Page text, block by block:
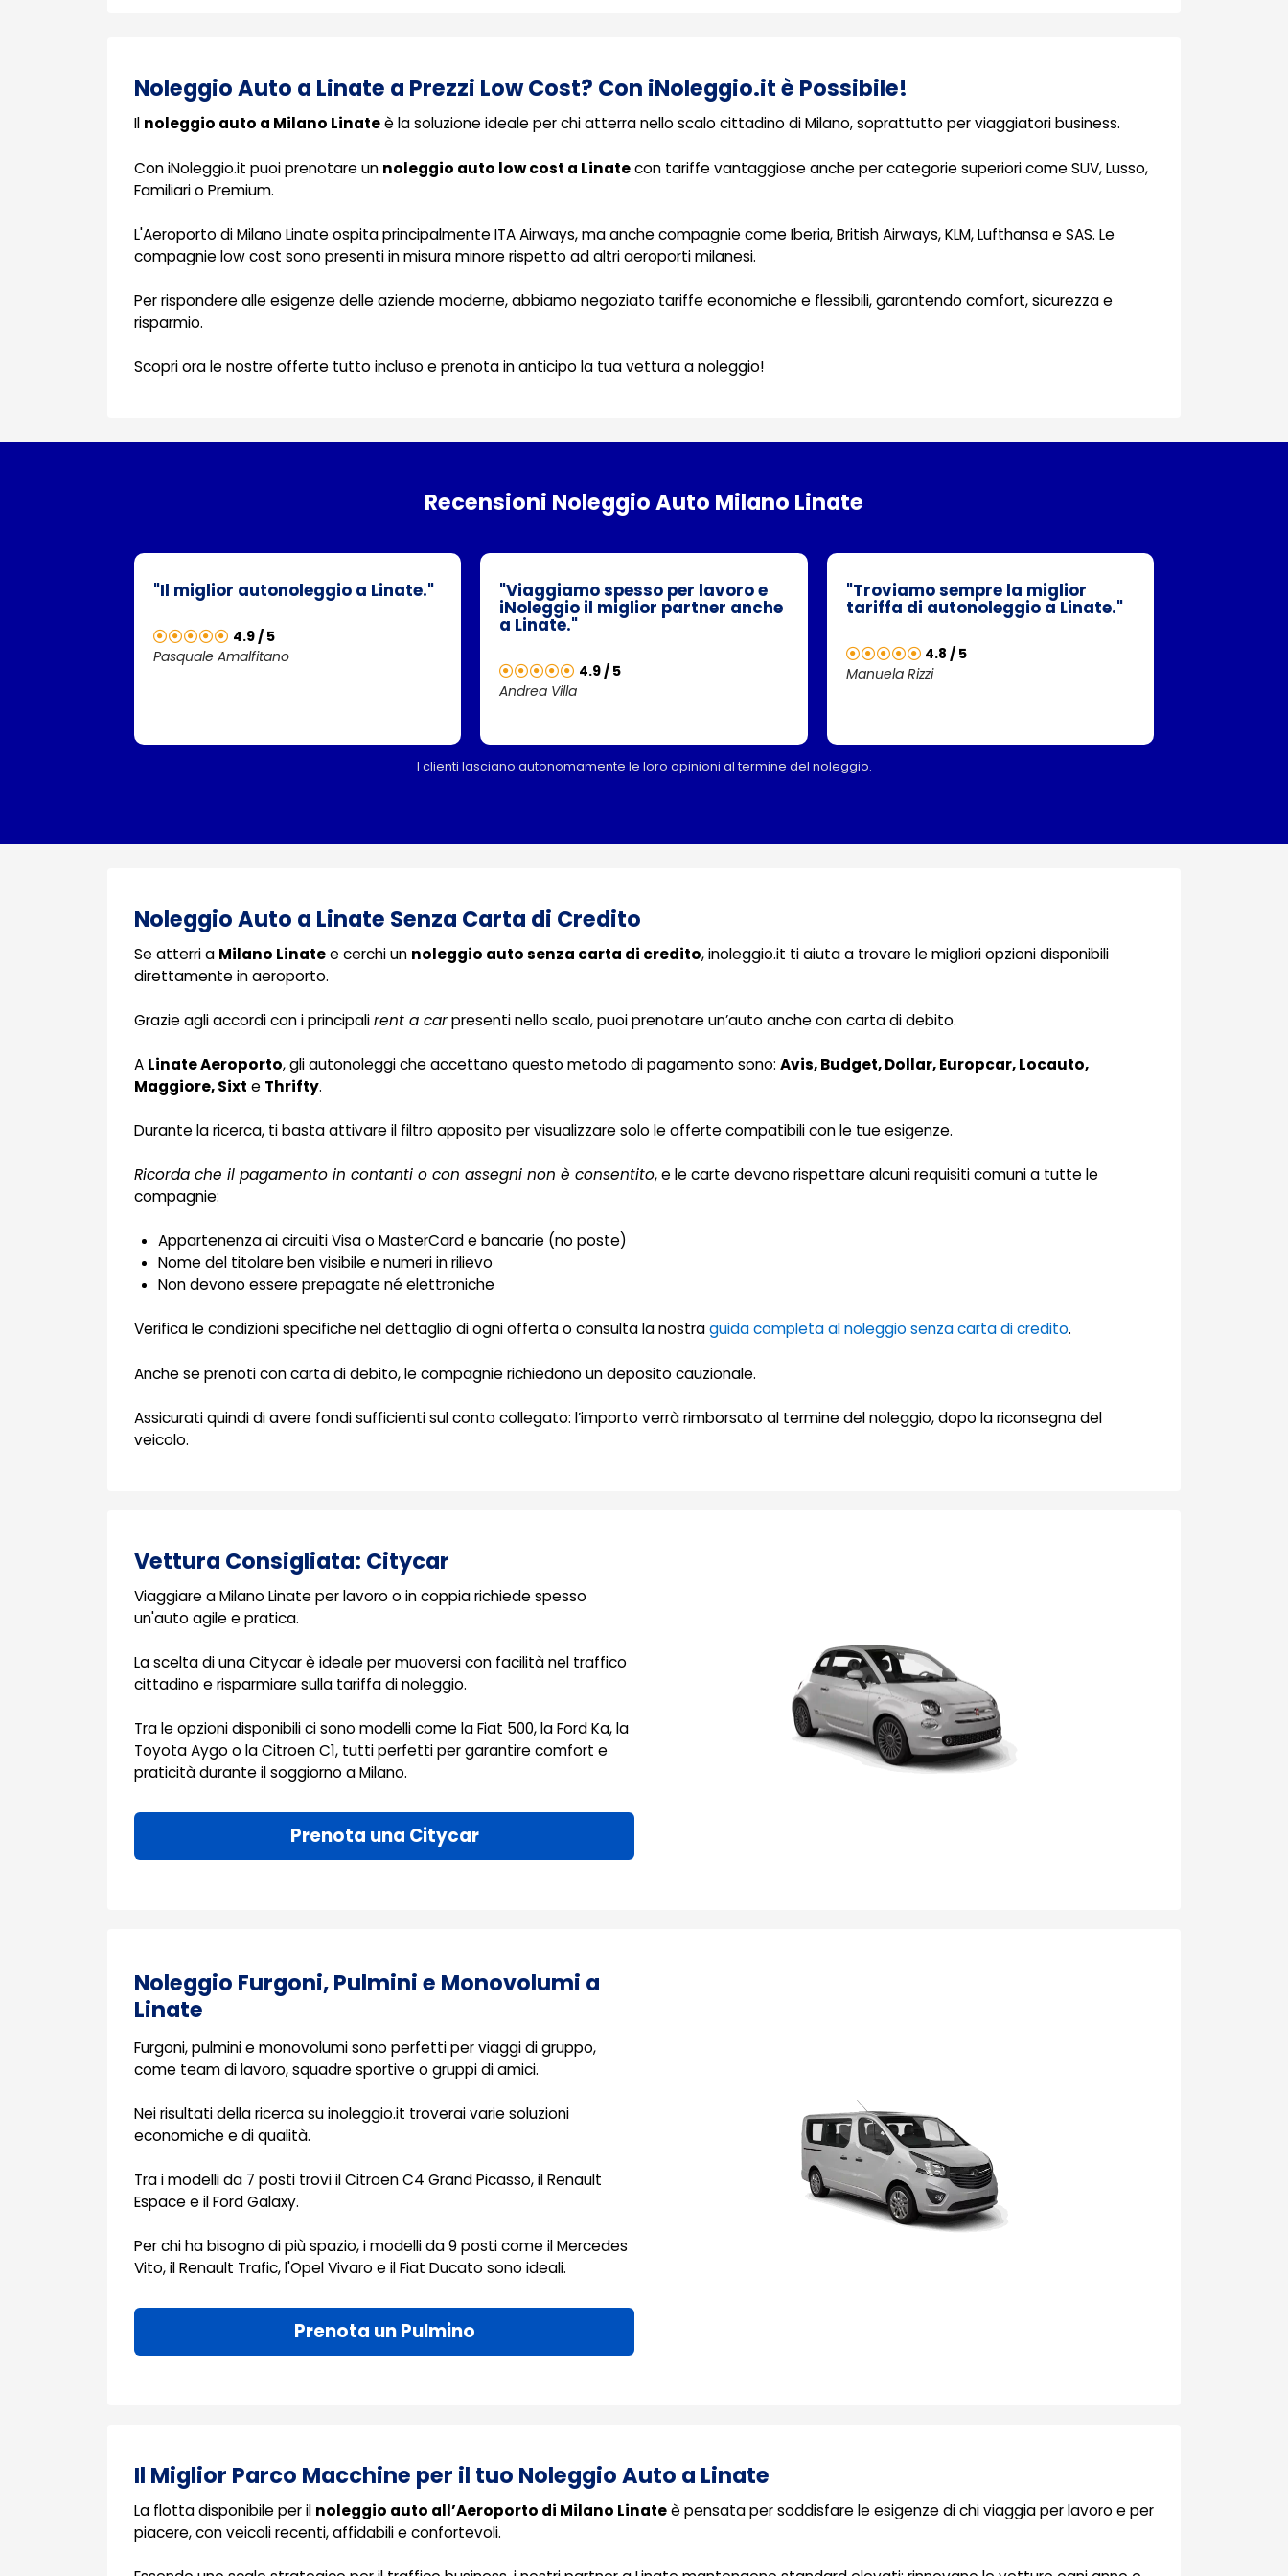
Noleggio Auto a Linate a Prezzi Low Cost? Con iNoleggio.it è Possibile!
Il noleggio auto a Milano Linateè la soluzione ideale per chi atterra nello scalo cittadino di Milano, soprattutto per viaggiatori business.
Con iNoleggio.it puoi prenotare un noleggio auto low cost a Linatecon tariffe vantaggiose anche per categorie superiori come SUV, Lusso,
Familiari o Premium.
L'Aeroporto di Milano Linate ospita principalmente ITA Airways, ma anche compagnie come Iberia, British Airways, KLM, Lufthansa e SAS. Le
compagnie low cost sono presenti in misura minore rispetto ad altri aeroporti milanesi.
Per rispondere alle esigenze delle aziende moderne, abbiamo negoziato tariffe economiche e flessibili, garantendo comfort, sicurezza e
risparmio.
Scopri ora le nostre offerte tutto incluso e prenota in anticipo la tua vettura a noleggio!
Recensioni Noleggio Auto Milano Linate
"Il miglior autonoleggio a Linate."
4.9 / 5
Pasquale Amalfitano
"Viaggiamo spesso per lavoro e
iNoleggio il miglior partner anche
a Linate."
4.9 / 5
Andrea Villa
"Troviamo sempre la miglior
tariffa di autonoleggio a Linate."
4.8 / 5
Manuela Rizzi
I clienti lasciano autonomamente le loro opinioni al termine del noleggio.
Noleggio Auto a Linate Senza Carta di Credito
Se atterri a Milano Linatee cerchi un noleggio auto senza carta di credito, inoleggio.it ti aiuta a trovare le migliori opzioni disponibili
direttamente in aeroporto.
Grazie agli accordi con i principalirent a carpresenti nello scalo, puoi prenotare un’auto anche con carta di debito.
A Linate Aeroporto, gli autonoleggi che accettano questo metodo di pagamento sono: Avis, Budget, Dollar, Europcar, Locauto,
Maggiore, Sixt e Thrifty.
Durante la ricerca, ti basta attivare il filtro apposito per visualizzare solo le offerte compatibili con le tue esigenze.
Ricorda che il pagamento in contanti o con assegni non è consentito, e le carte devono rispettare alcuni requisiti comuni a tutte le
compagnie:
Appartenenza ai circuiti Visa o MasterCard e bancarie (no poste)
Nome del titolare ben visibile e numeri in rilievo
Non devono essere prepagate né elettroniche
Verifica le condizioni specifiche nel dettaglio di ogni offerta o consulta la nostraguida completa al noleggio senza carta di credito.
Anche se prenoti con carta di debito, le compagnie richiedono un deposito cauzionale.
Assicurati quindi di avere fondi sufficienti sul conto collegato: l’importo verrà rimborsato al termine del noleggio, dopo la riconsegna del
veicolo.
Vettura Consigliata: Citycar
Viaggiare a Milano Linate per lavoro o in coppia richiede spesso
un'auto agile e pratica.
La scelta di una Citycar è ideale per muoversi con facilità nel traffico
cittadino e risparmiare sulla tariffa di noleggio.
Tra le opzioni disponibili ci sono modelli come la Fiat 500, la Ford Ka, la
Toyota Aygo o la Citroen C1, tutti perfetti per garantire comfort e
praticità durante il soggiorno a Milano.
Prenota una Citycar
Noleggio Furgoni, Pulmini e Monovolumi a
Linate
Furgoni, pulmini e monovolumi sono perfetti per viaggi di gruppo,
come team di lavoro, squadre sportive o gruppi di amici.
Nei risultati della ricerca su inoleggio.it troverai varie soluzioni
economiche e di qualità.
Tra i modelli da 7 posti trovi il Citroen C4 Grand Picasso, il Renault
Espace e il Ford Galaxy.
Per chi ha bisogno di più spazio, i modelli da 9 posti come il Mercedes
Vito, il Renault Trafic, l'Opel Vivaro e il Fiat Ducato sono ideali.
Prenota un Pulmino
Il Miglior Parco Macchine per il tuo Noleggio Auto a Linate
La flotta disponibile per il noleggio auto all’Aeroporto di Milano Linateè pensata per soddisfare le esigenze di chi viaggia per lavoro e per
piacere, con veicoli recenti, affidabili e confortevoli.